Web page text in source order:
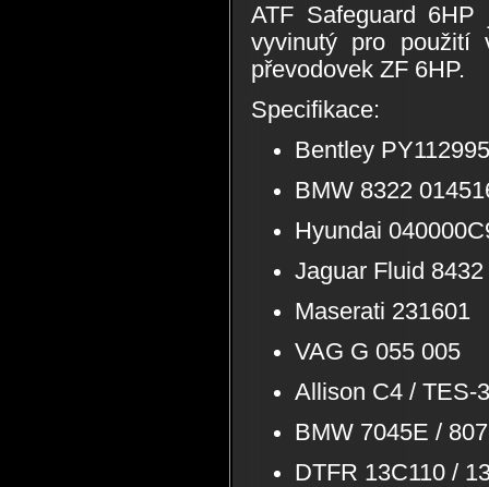
ATF Safeguard 6HP
vyvinutý pro použití
převodovek ZF 6HP.
Specifikace:
Bentley
BMW 8322
Hyundai
Jaguar Fluid
Maserati 231601
VAG G 055 005
Allison C4 / TES-
BMW 7045E /
DTFR 13C110 /